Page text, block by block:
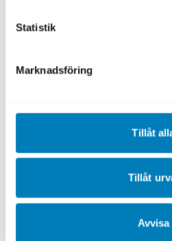
Statistik
Marknadsföring
Tillåt
Tillåt
Avvisa
En naturlig
Vi har utlåning i cirka 60